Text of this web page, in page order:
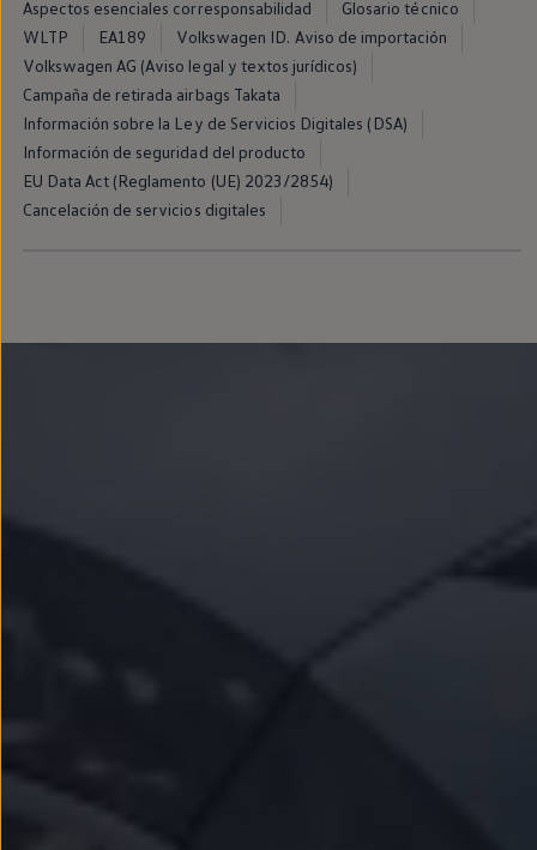
Llantas y neumáticos
Recambios Volkswagen
Accesorios y merchandising
Seguridad
Transporte
Entretenimiento
Personalización
Carga
Merchandising
Todo sobre tu Volkswagen
Todo sobre tu Volkswagen
Aspectos esenciales corresponsabilidad
Glosario técnico
WLTP
EA189
Volkswagen ID. Aviso de importación
Volkswagen AG (Aviso legal y textos jurídicos)
Campaña de retirada airbags Takata
Información sobre la Ley de Servicios Digitales (DSA)
Información de seguridad del producto
EU Data Act (Reglamento (UE) 2023/2854)
Cancelación de servicios digitales